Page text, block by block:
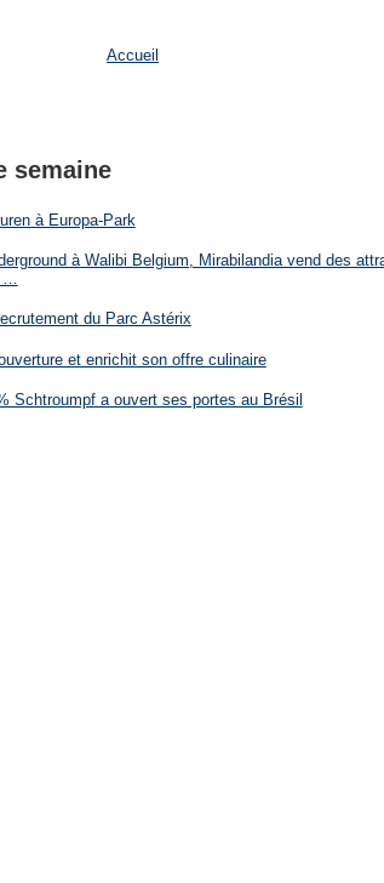
Accueil
semaine
à Europa-Park
à Walibi Belgium, Mirabilandia vend des
…
du Parc Astérix
et enrichit son offre culinaire
Schtroumpf a ouvert ses portes au Brésil